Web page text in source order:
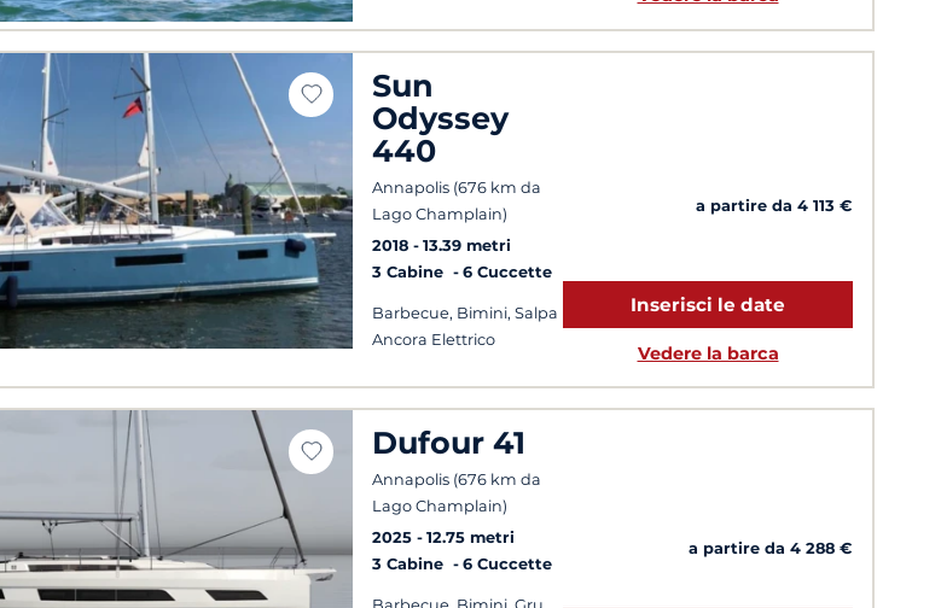
Sun
Odyssey
440
Annapolis (676 km da
Lago Champlain)
2018
13.39 metri
3 Cabine
6 Cuccette
Barbecue, Bimini, Salpa
Ancora Elettrico
a partire da 4 113 €
Inserisci le date
Vedere la barca
Dufour 41
Annapolis (676 km da
Lago Champlain)
2025
12.75 metri
3 Cabine
6 Cuccette
a partire da 4 288 €